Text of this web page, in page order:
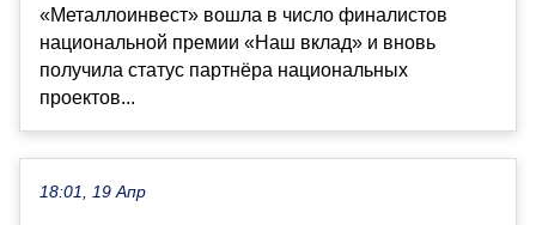
«Металлоинвест» вошла в число финалистов
национальной премии «Наш вклад» и вновь
получила статус партнёра национальных
проектов...
18:01, 19 Апр